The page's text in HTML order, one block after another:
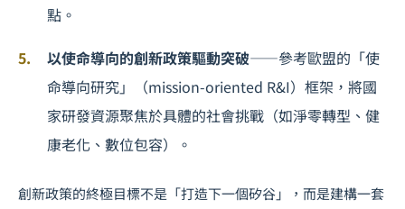
點。
以使命導向的創新政策驅動突破——參考歐盟的「使
命導向研究」（mission-oriented R&I）框架，將國
家研發資源聚焦於具體的社會挑戰（如淨零轉型、健
康老化、數位包容）。
創新政策的終極目標不是「打造下一個矽谷」，而是建構一套